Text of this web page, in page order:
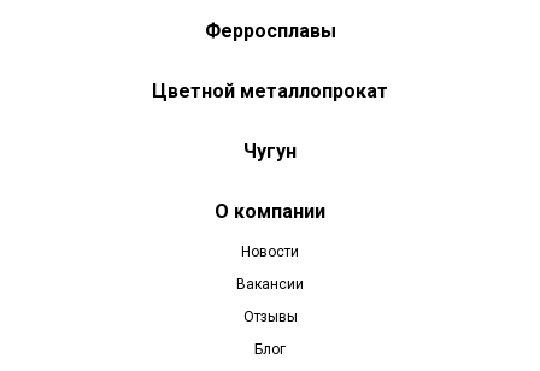
Ферросплавы
Цветной металлопрокат
Чугун
О компании
Новости
Вакансии
Отзывы
Блог